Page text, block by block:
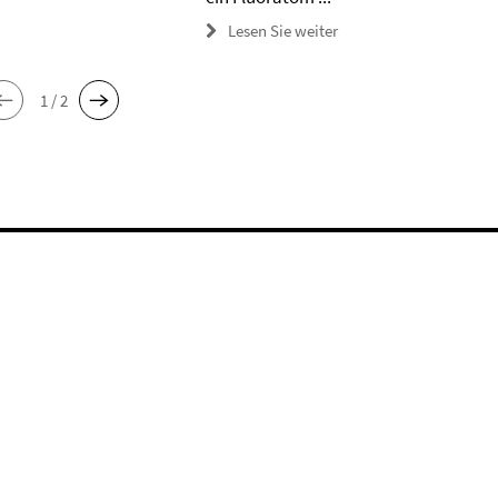
Lesen Sie weiter
1 / 2